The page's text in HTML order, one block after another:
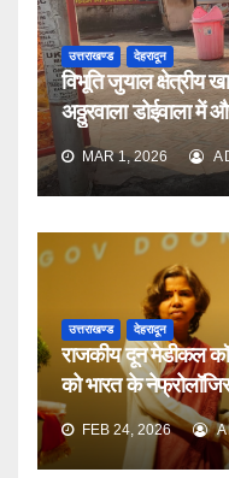
उत्तराखण्ड देहरादून
विभूति जुयाल क्षेत्रीय
अठ्ठुरवाला डोईवाला में
MAR 1, 2026
उत्तराखण्ड देहरादून
राजकीय दून मेडीकल
को भारत के
FEB 24, 2026